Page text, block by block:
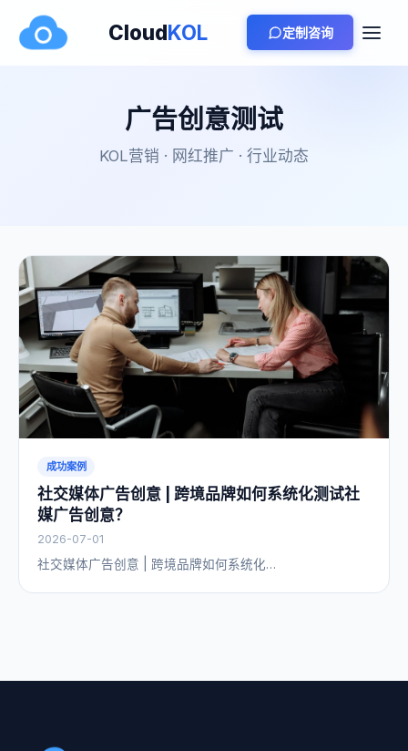
CloudKOL 定制咨询
广告创意测试
KOL营销 · 网红推广 · 行业动态
成功案例
社交媒体广告创意 | 跨境品牌如何系统化测试社
媒广告创意？
2026-07-01
社交媒体广告创意 | 跨境品牌如何系统化…